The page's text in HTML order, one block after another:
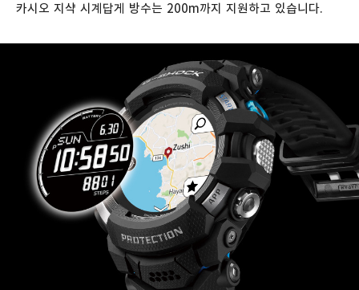
카시오 지샥 시계답게 방수는 200m까지 지원하고 있습니다.